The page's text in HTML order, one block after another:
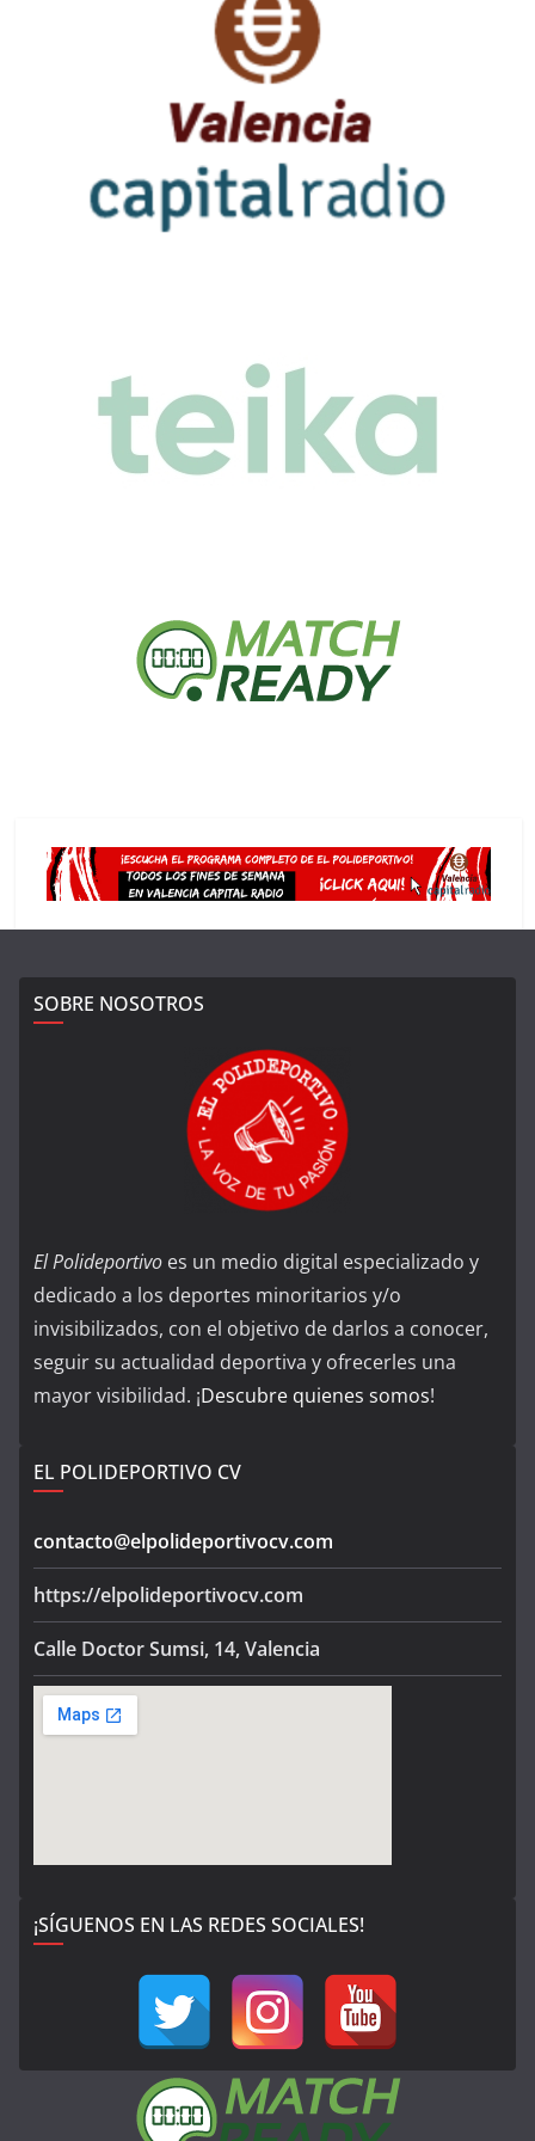
SOBRE NOSOTROS
El Polideportivo es un medio digital especializado y
dedicado a los deportes minoritarios y/o
invisibilizados, con el objetivo de darlos a conocer,
seguir su actualidad deportiva y ofrecerles una
mayor visibilidad. ¡Descubre quienes somos!
EL POLIDEPORTIVO CV
contacto@elpolideportivocv.com
https://elpolideportivocv.com
Calle Doctor Sumsi, 14, Valencia
¡SÍGUENOS EN LAS REDES SOCIALES!